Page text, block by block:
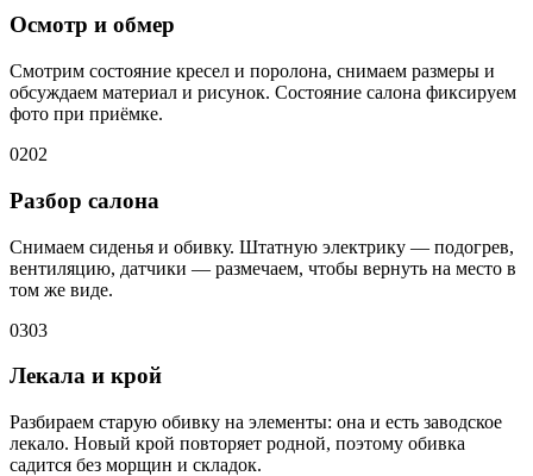
Осмотр и обмер
Смотрим состояние кресел и поролона, снимаем размеры и
обсуждаем материал и рисунок. Состояние салона фиксируем
фото при приёмке.
0202
Разбор салона
Снимаем сиденья и обивку. Штатную электрику — подогрев,
вентиляцию, датчики — размечаем, чтобы вернуть на место в
том же виде.
0303
Лекала и крой
Разбираем старую обивку на элементы: она и есть заводское
лекало. Новый крой повторяет родной, поэтому обивка
садится без морщин и складок.